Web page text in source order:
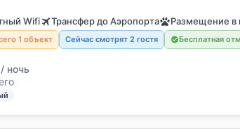
Wifi Трансфер до Аэропорта Размещение в
1 объект Сейчас смотрят 2 гостя Бесплатная
/ ночь